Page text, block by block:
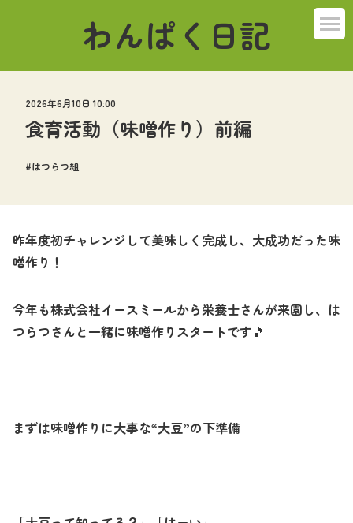
わんぱく日記
2026年6月10日 10:00
食育活動（味噌作り）前編
はつらつ組
昨年度初チャレンジして美味しく完成し、大成功だった味
噌作り！
今年も株式会社イースミールから栄養士さんが来園し、は
つらつさんと一緒に味噌作りスタートです 🎵
まずは味噌作りに大事な“大豆”の下準備